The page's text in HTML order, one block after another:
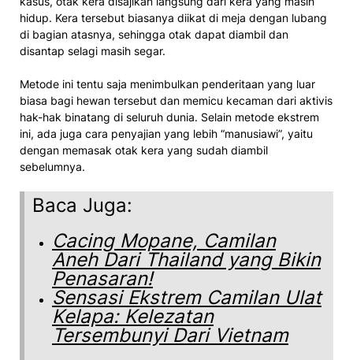
hidup. Kera tersebut biasanya diikat di meja dengan lubang
di bagian atasnya, sehingga otak dapat diambil dan
disantap selagi masih segar.
Metode ini tentu saja menimbulkan penderitaan yang luar
biasa bagi hewan tersebut dan memicu kecaman dari aktivis
hak-hak binatang di seluruh dunia. Selain metode ekstrem
ini, ada juga cara penyajian yang lebih “manusiawi”, yaitu
dengan memasak otak kera yang sudah diambil
sebelumnya.
Baca Juga:
Cacing Mopane, Camilan
Aneh Dari Thailand yang Bikin
Penasaran!
Sensasi Ekstrem Camilan Ulat
Kelapa: Kelezatan
Tersembunyi Dari Vietnam